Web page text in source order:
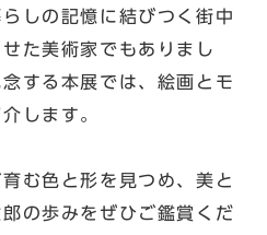
しの記憶に結びつく街中
た美術家でもありまし
する本展では、絵画とモ
します。
む色と形を見つめ、美と
の歩みをぜひご鑑賞くだ